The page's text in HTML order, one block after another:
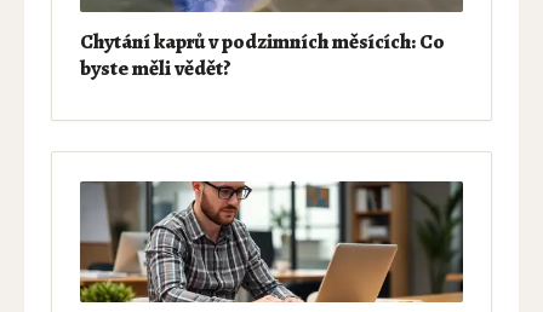
Chytání kaprů v podzimních měsících: Co
byste měli vědět?